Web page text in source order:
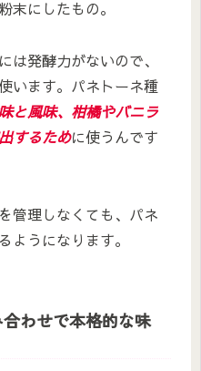
末にしたもの。
は発酵力がないので、
います。パネトーネ種
と風味、柑橘やバニラ
するために使うんです
管理しなくても、パネ
ようになります。
わせで本格的な味